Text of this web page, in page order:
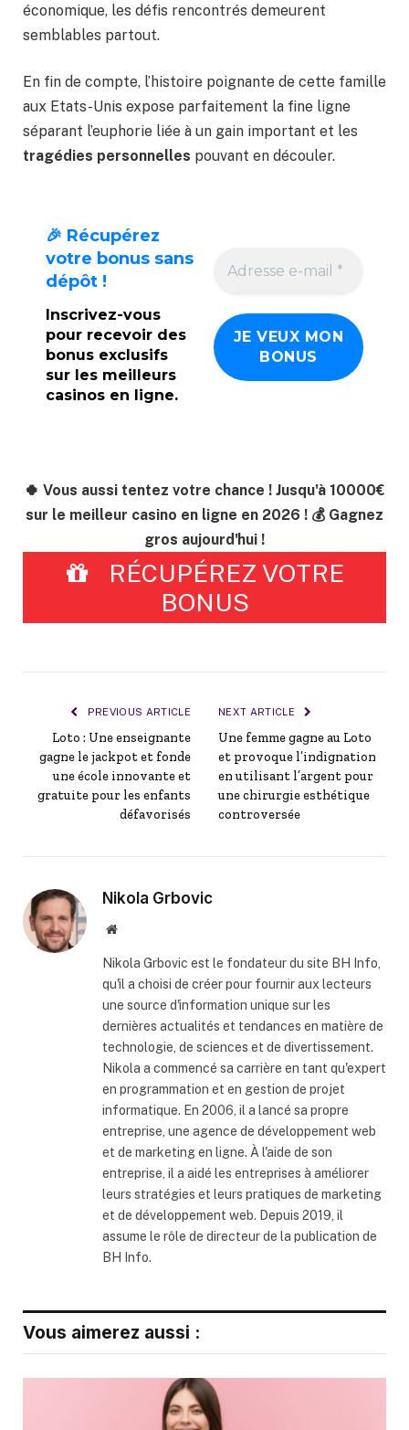
économique, les défis rencontrés demeurent
semblables partout.
En fin de compte, l’histoire poignante de cette famille
aux Etats-Unis expose parfaitement la fine ligne
séparant l’euphorie liée à un gain important et les
tragédies personnelles pouvant en découler.
🎉 Récupérez
votre bonus sans
dépôt !
Inscrivez-vous
pour recevoir des
bonus exclusifs
sur les meilleurs
casinos en ligne.
🍀 Vous aussi tentez votre chance ! Jusqu'à 10000€
sur le meilleur casino en ligne en 2026 ! 💰 Gagnez
gros aujourd'hui !
RÉCUPÉREZ VOTRE
BONUS
PREVIOUS ARTICLE
Loto : Une enseignante
gagne le jackpot et fonde
une école innovante et
gratuite pour les enfants
défavorisés
NEXT ARTICLE
Une femme gagne au Loto
et provoque l’indignation
en utilisant l’argent pour
une chirurgie esthétique
controversée
Nikola Grbovic
Website
Nikola Grbovic est le fondateur du site BH Info,
qu'il a choisi de créer pour fournir aux lecteurs
une source d'information unique sur les
dernières actualités et tendances en matière de
technologie, de sciences et de divertissement.
Nikola a commencé sa carrière en tant qu'expert
en programmation et en gestion de projet
informatique. En 2006, il a lancé sa propre
entreprise, une agence de développement web
et de marketing en ligne. À l'aide de son
entreprise, il a aidé les entreprises à améliorer
leurs stratégies et leurs pratiques de marketing
et de développement web. Depuis 2019, il
assume le rôle de directeur de la publication de
BH Info.
Vous aimerez aussi :